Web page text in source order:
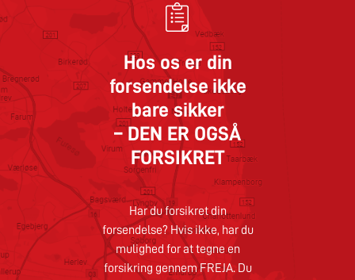
Hos os er din
forsendelse ikke
bare sikker
– DEN ER OGSÅ
FORSIKRET
Har du forsikret din
forsendelse? Hvis ikke, har du
mulighed for at tegne en
forsikring gennem FREJA. Du